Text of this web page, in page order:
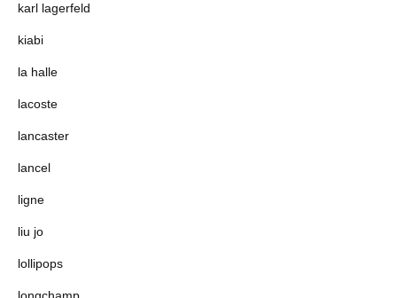
karl lagerfeld
kiabi
la halle
lacoste
lancaster
lancel
ligne
liu jo
lollipops
longchamp